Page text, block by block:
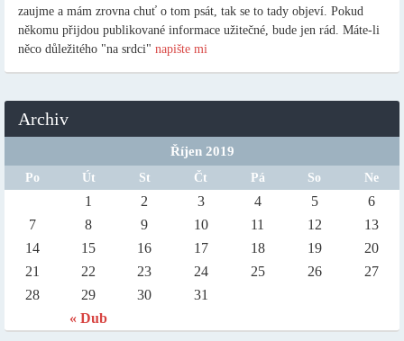
zaujme a mám zrovna chuť o tom psát, tak se to tady objeví. Pokud
někomu přijdou publikované informace užitečné, bude jen rád. Máte-li
něco důležitého "na srdci" napište mi
Archiv
Říjen 2019
Po Út St Čt Pá So Ne
« Dub
1 2 3 4 5
6
7
8 9 10 11 12
13
14
15 16 17 18 19
20
21
22 23 24 25 26
27
28
29 30 31